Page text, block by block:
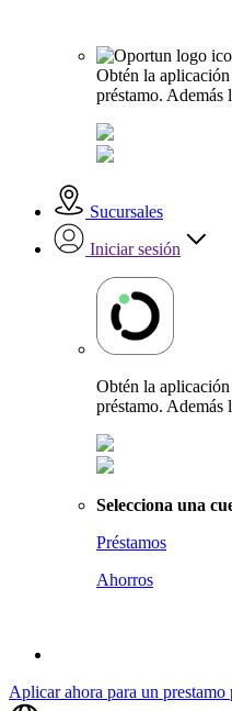
Obtén la
préstamo. Además
Sucursales
Iniciar sesión
Obtén la
préstamo. Además
Selecciona una
Préstamos
Ahorros
Aplicar ahora para un prestamo